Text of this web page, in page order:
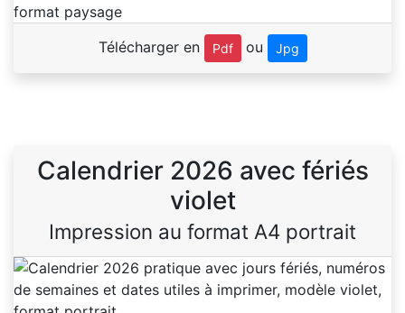
Télécharger en Pdf ou Jpg
Calendrier 2026 avec fériés
violet
Impression au format A4 portrait